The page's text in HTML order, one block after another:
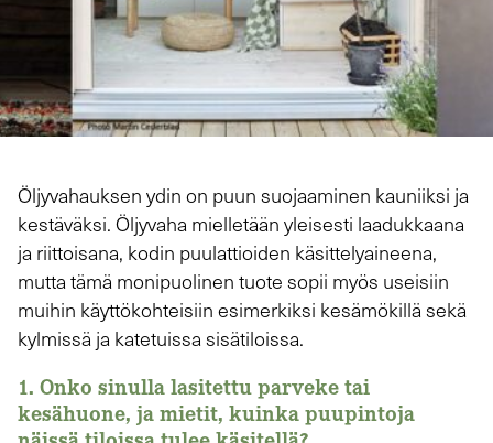
Öljyvahauksen ydin on puun suojaaminen kauniiksi ja
kestäväksi. Öljyvaha mielletään yleisesti laadukkaana
ja riittoisana, kodin puulattioiden käsittelyaineena,
mutta tämä monipuolinen tuote sopii myös useisiin
muihin käyttökohteisiin esimerkiksi kesämökillä sekä
kylmissä ja katetuissa sisätiloissa.
1. Onko sinulla lasitettu parveke tai
kesähuone, ja mietit, kuinka puupintoja